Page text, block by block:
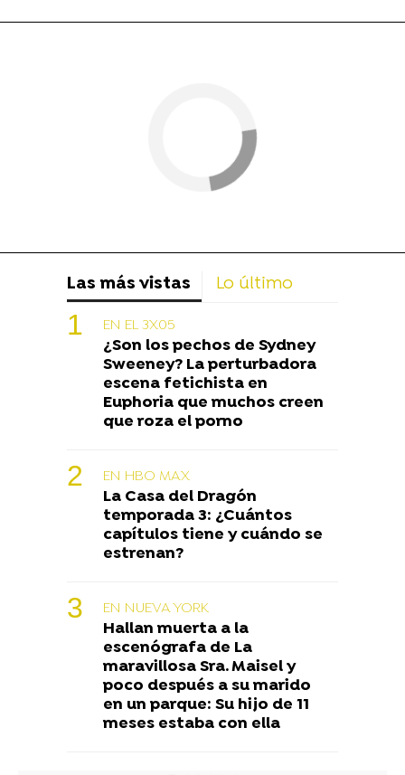
Las más vistas Lo último
EN EL 3X05
¿Son los pechos de Sydney
Sweeney? La perturbadora
escena fetichista en
Euphoria que muchos creen
que roza el porno
EN HBO MAX
La Casa del Dragón
temporada 3: ¿Cuántos
capítulos tiene y cuándo se
estrenan?
EN NUEVA YORK
Hallan muerta a la
escenógrafa de La
maravillosa Sra. Maisel y
poco después a su marido
en un parque: Su hijo de 11
meses estaba con ella